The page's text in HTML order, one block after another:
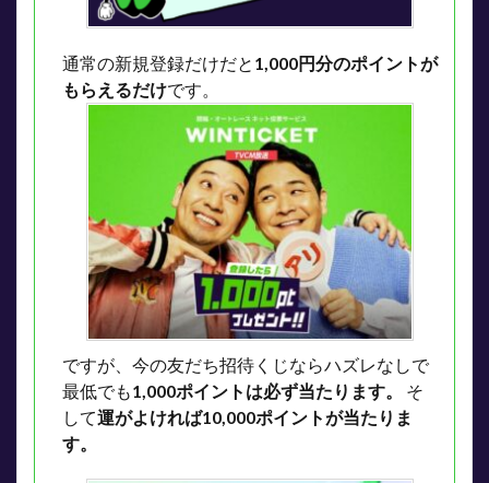
通常の新規登録だけだと 1,000円分のポイントが
もらえるだけです。
ですが、今の友だち招待くじならハズレなしで
最低でも1,000ポイントは必ず当たります。 そ
して運がよければ10,000ポイントが当たりま
す。